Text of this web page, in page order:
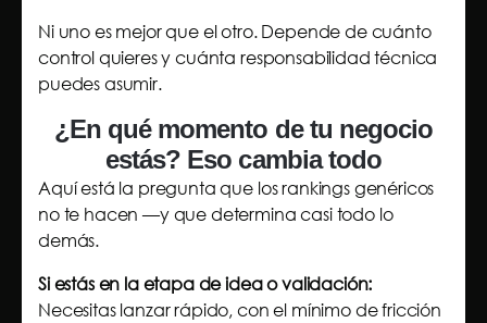
Ni uno es mejor que el otro. Depende de cuánto
control quieres y cuánta responsabilidad técnica
puedes asumir.
¿En qué momento de tu negocio
estás? Eso cambia todo
Aquí está la pregunta que los rankings genéricos
no te hacen —y que determina casi todo lo
demás.
Si estás en la etapa de idea o validación:
Necesitas lanzar rápido, con el mínimo de fricción